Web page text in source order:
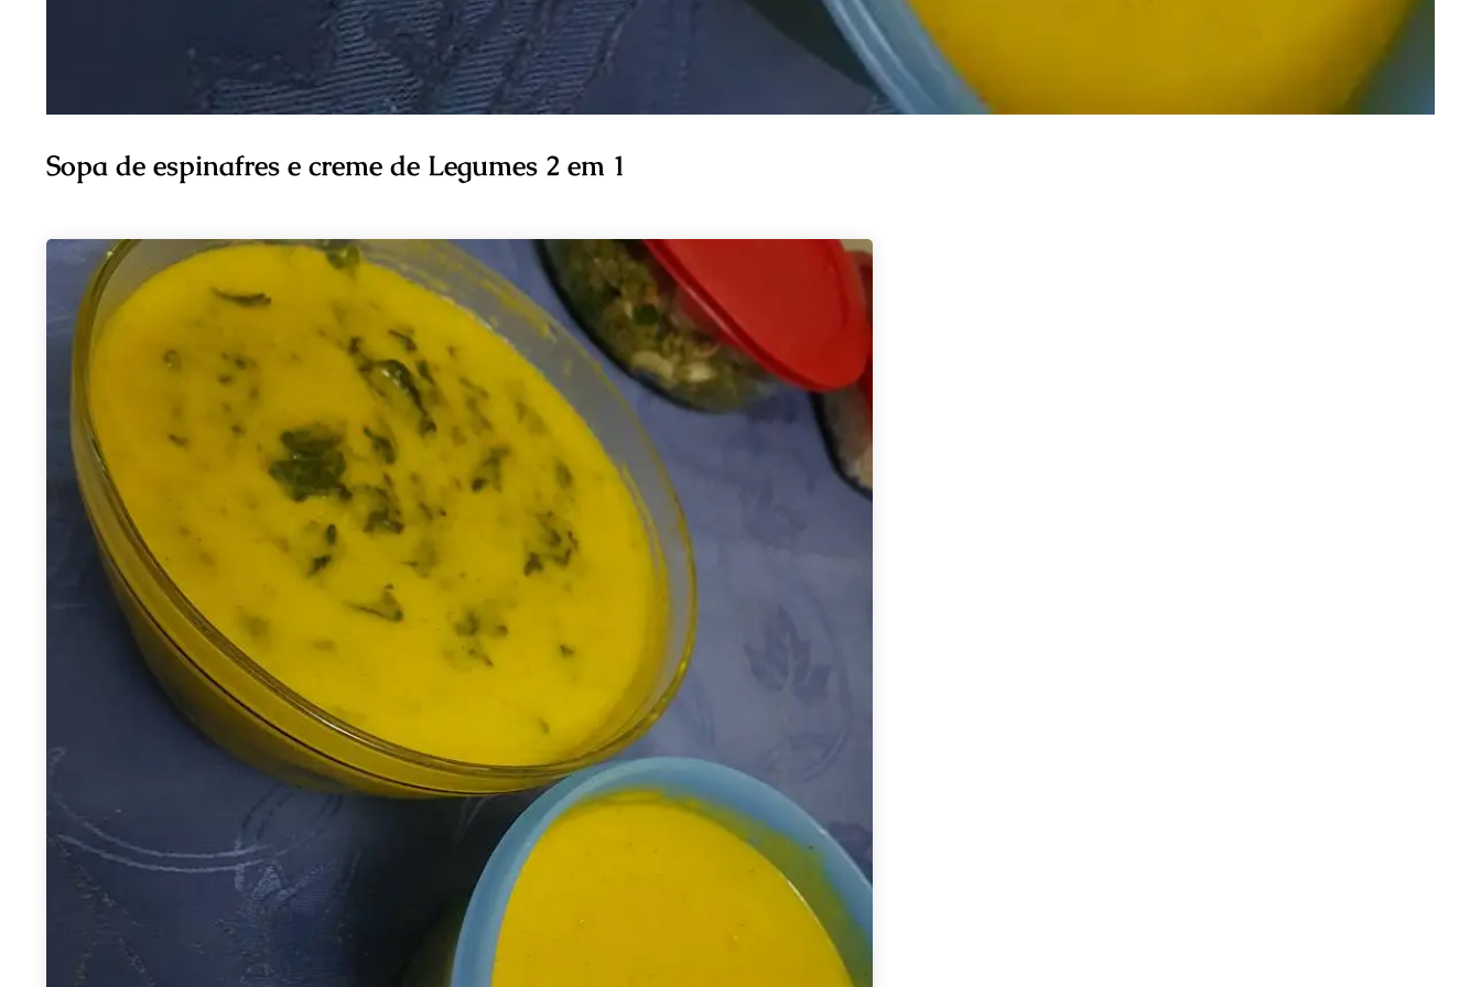
Sopa de espinafres e creme de Legumes 2 em 1